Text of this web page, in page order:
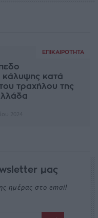
ΕΠΙΚΑΙΡΌΤΗΤΑ
κάλυψης κατά
τραχήλου της
μας
ημέρας στο email